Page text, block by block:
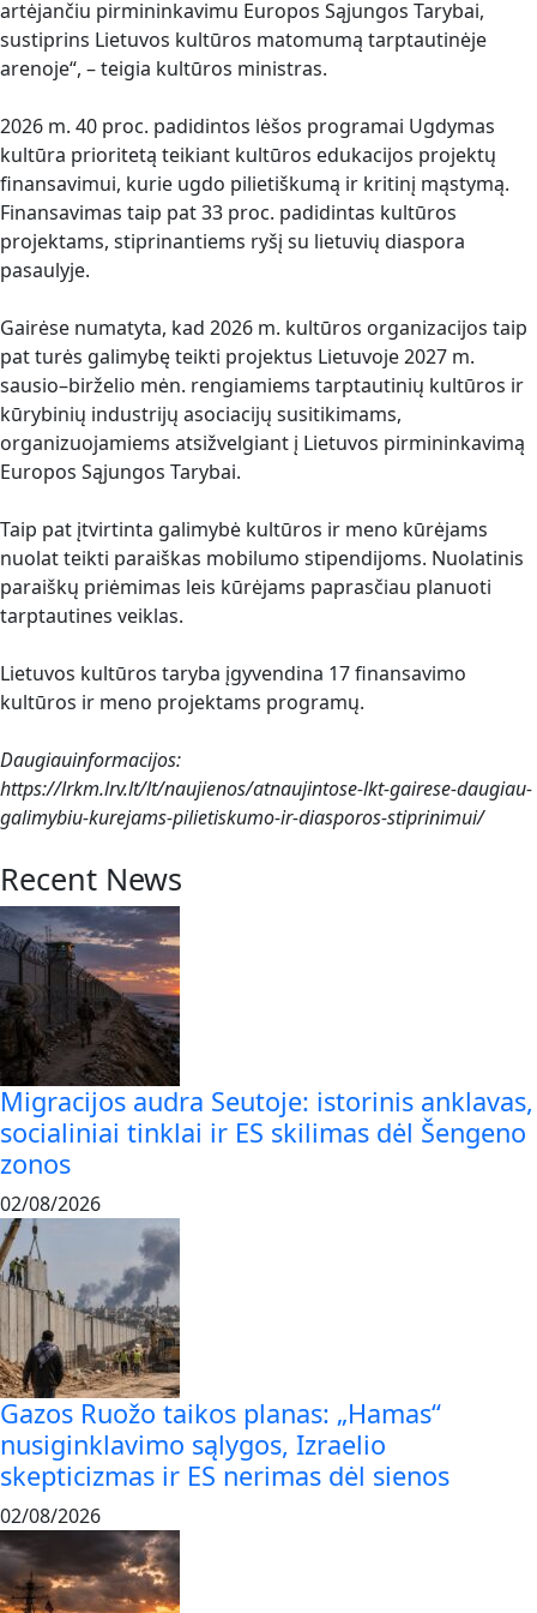
artėjančiu pirmininkavimu Europos Sąjungos Tarybai,
sustiprins Lietuvos kultūros matomumą tarptautinėje
arenoje“, – teigia kultūros ministras.
2026 m. 40 proc. padidintos lėšos programai Ugdymas
kultūra prioritetą teikiant kultūros edukacijos projektų
finansavimui, kurie ugdo pilietiškumą ir kritinį mąstymą.
Finansavimas taip pat 33 proc. padidintas kultūros
projektams, stiprinantiems ryšį su lietuvių diaspora
pasaulyje.
Gairėse numatyta, kad 2026 m. kultūros organizacijos taip
pat turės galimybę teikti projektus Lietuvoje 2027 m.
sausio–birželio mėn. rengiamiems tarptautinių kultūros ir
kūrybinių industrijų asociacijų susitikimams,
organizuojamiems atsižvelgiant į Lietuvos pirmininkavimą
Europos Sąjungos Tarybai.
Taip pat įtvirtinta galimybė kultūros ir meno kūrėjams
nuolat teikti paraiškas mobilumo stipendijoms. Nuolatinis
paraiškų priėmimas leis kūrėjams paprasčiau planuoti
tarptautines veiklas.
Lietuvos kultūros taryba įgyvendina 17 finansavimo
kultūros ir meno projektams programų.
Daugiauinformacijos:
https://lrkm.lrv.lt/lt/naujienos/atnaujintose-lkt-gairese-daugiau-
galimybiu-kurejams-pilietiskumo-ir-diasporos-stiprinimui/
Recent News
Migracijos audra Seutoje: istorinis anklavas,
socialiniai tinklai ir ES skilimas dėl Šengeno
zonos
02/08/2026
Gazos Ruožo taikos planas: „Hamas“
nusiginklavimo sąlygos, Izraelio
skepticizmas ir ES nerimas dėl sienos
02/08/2026